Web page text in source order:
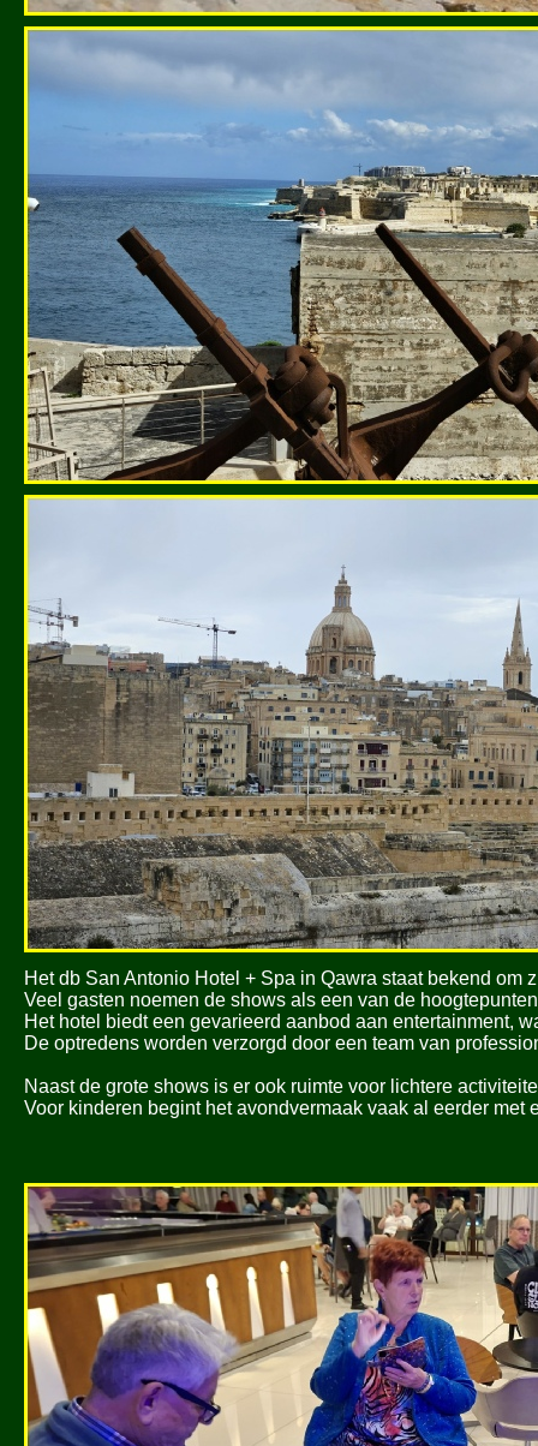
Het db San Antonio Hotel + Spa in Qawra staat bekend
Veel gasten noemen de shows als een van de
Het hotel biedt een gevarieerd aanbod aan entertainment,
De optredens worden verzorgd door een team van
Naast de grote shows is er ook ruimte voor lichtere
Voor kinderen begint het avondvermaak vaak al eerder